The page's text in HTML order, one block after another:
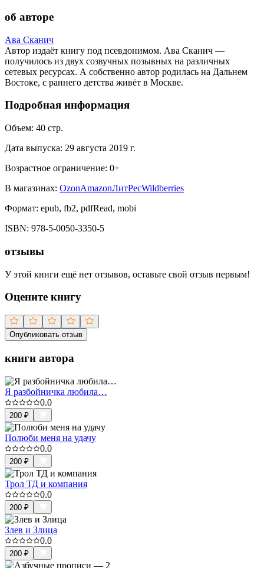
об авторе
Ава Сканич
Автор издаёт книгу под псевдонимом. Ава Сканич —
получилось из двух созвучных позывных на различных
сетевых ресурсах. А собственно автор родилась на Дальнем
Востоке, с раннего детства живёт в Москве.
Подробная информация
Объем: 40 стр.
Дата выпуска: 29 августа 2019 г.
Возрастное ограничение: 0+
В магазинах: OzonAmazonЛитРесWildberries
Формат: epub, fb2, pdfRead, mobi
ISBN: 978-5-0050-3350-5
отзывы
У этой книги ещё нет отзывов, оставьте свой отзыв первым!
Оцените книгу
Опубликовать отзыв
книги автора
Я разбойничка любила…
0.0
200 ₽
Полюби меня на удачу
0.0
200 ₽
Трол ТД и компания
0.0
200 ₽
Злев и Злица
0.0
200 ₽